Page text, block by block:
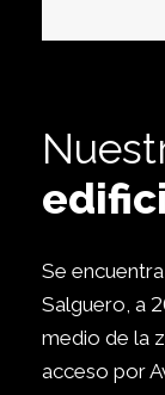
Se
Salguero, a
medio de la
acceso por